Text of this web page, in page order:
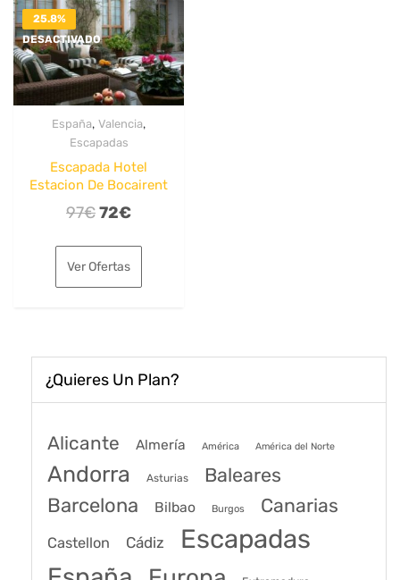
25.8%
DESACTIVADO
España,Valencia,
Escapadas
Escapada Hotel
Estacion De Bocairent
97€El
original
era:
72€El
es:
Ver Ofertas
¿Quieres Un Plan?
Alicante Almería América América del Norte
Andorra Asturias Baleares
Barcelona Bilbao Burgos Canarias
Castellon Cádiz Escapadas